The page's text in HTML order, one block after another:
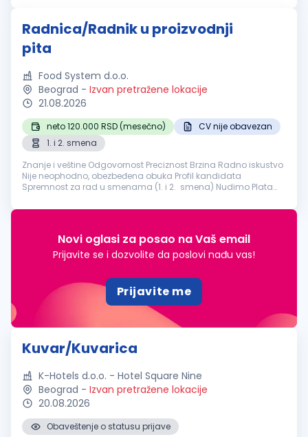
Radnica/Radnik u proizvodnji
pita
Food System d.o.o.
Beograd - Izvan pretražene lokacije
21.08.2026
neto 120.000 RSD (mesečno)
CV nije obavezan
1. i 2. smena
Znanje i veštine Odgovornost Preciznost Brzina Radno iskustvo
Nije neophodno, obezbeđena obuka Profil kandidata
Spremnost za rad u smenama (1. i 2. smena) Nudimo Plata
radnog mesta Vodov...
Novi oglasi za posao na Vaš email
Prijavite se i dozvolite da poslovi nađu vas!
Prijavite me
Kuvar/Kuvarica
K-Hotels d.o.o. - Hotel Square Nine
Beograd - Izvan pretražene lokacije
20.08.2026
Obaveštenje o statusu prijave